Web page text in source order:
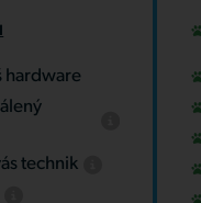
hardware
technik